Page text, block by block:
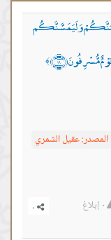
وَلَيَمَسَّنَّكُم
مُّسْرِفُونَ ﴿١٩﴾ ﴾
المصدر:عقيل الشمري
٠ إبلاغ